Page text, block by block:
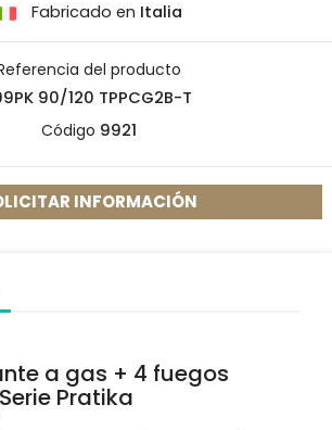
Fabricado en Italia
del producto
90/120 TPPCG2B-T
Código 9921
INFORMACIÓN
a gas + 4 fuegos
Pratika